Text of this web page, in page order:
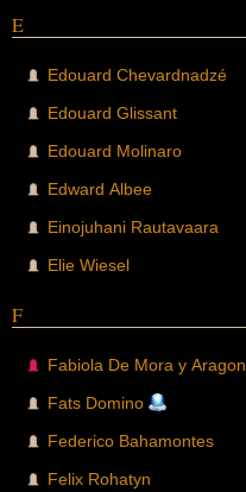
E
Edouard Chevardnadzé
Edouard Glissant
Edouard Molinaro
Edward Albee
Einojuhani Rautavaara
Elie Wiesel
F
Fabiola De Mora y Aragon
Fats Domino
Federico Bahamontes
Felix Rohatyn